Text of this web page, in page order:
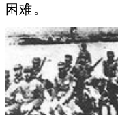
困难。